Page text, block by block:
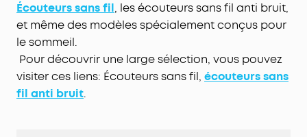
Écouteurs sans fil, les écouteurs sans fil anti bruit,
et même des modèles spécialement conçus pour
le sommeil.
Pour découvrir une large sélection, vous pouvez
visiter ces liens: Écouteurs sans fil, écouteurs sans
fil anti bruit.